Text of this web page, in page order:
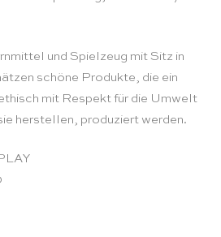
und Spielzeug mit Sitz in
schöne Produkte, die ein
mit Respekt für die Umwelt
herstellen, produziert werden.